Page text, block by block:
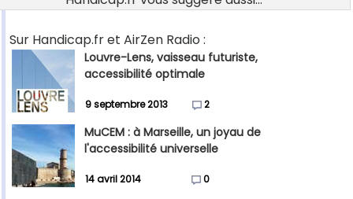
Sur Handicap.fr et AirZen Radio :
Louvre-Lens, vaisseau futuriste,
accessibilité optimale
9 septembre 2013 2
MuCEM : à Marseille, un joyau de
l'accessibilité universelle
14 avril 2014 0